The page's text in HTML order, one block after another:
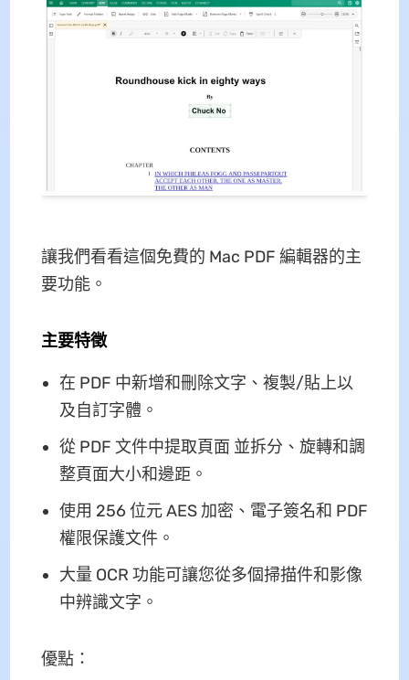
讓我們看看這個免費的 Mac PDF 編輯器的主
要功能。
主要特徵
在 PDF 中新增和刪除文字、複製/貼上以
及自訂字體。
從 PDF 文件中提取頁面 並拆分、旋轉和調
整頁面大小和邊距。
使用 256 位元 AES 加密、電子簽名和 PDF
權限保護文件。
大量 OCR 功能可讓您從多個掃描件和影像
中辨識文字。
優點：